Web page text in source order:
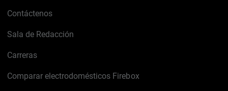
Contáctenos
Sala de Redacción
Carreras
Comparar electrodomésticos Firebox